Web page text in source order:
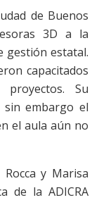
de Buenos
3D a la
gestión estatal.
capacitados
Su
sin embargo el
el aula aún no
y Marisa
de la ADICRA